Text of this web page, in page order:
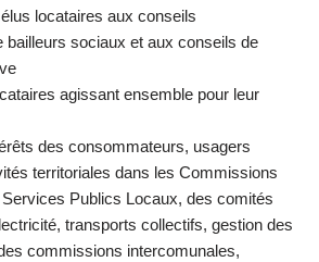
locataires aux conseils
bailleurs sociaux et aux conseils de
agissant ensemble pour leur
des consommateurs, usagers
territoriales dans les Commissions
Publics Locaux, des comités
transports collectifs, gestion des
commissions intercomunales,